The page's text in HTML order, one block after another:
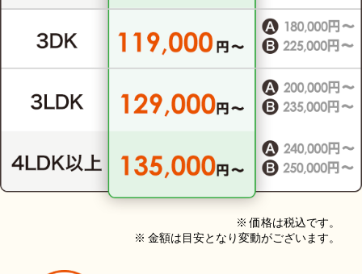
※ 価格は税込です。
※ 金額は目安となり変動がございます。